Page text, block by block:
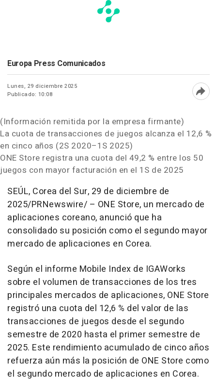
Europa Press Comunicados
Lunes, 29 diciembre 2025
Publicado: 10:08
(Información remitida por la empresa firmante)
La cuota de transacciones de juegos alcanza el 12,6 %
en cinco años (2S 2020–1S 2025)
ONE Store registra una cuota del 49,2 % entre los 50
juegos con mayor facturación en el 1S de 2025
SEÚL, Corea del Sur, 29 de diciembre de
2025/PRNewswire/ – ONE Store, un mercado de
aplicaciones coreano, anunció que ha
consolidado su posición como el segundo mayor
mercado de aplicaciones en Corea.
Según el informe Mobile Index de IGAWorks
sobre el volumen de transacciones de los tres
principales mercados de aplicaciones, ONE Store
registró una cuota del 12,6 % del valor de las
transacciones de juegos desde el segundo
semestre de 2020 hasta el primer semestre de
2025. Este rendimiento acumulado de cinco años
refuerza aún más la posición de ONE Store como
el segundo mercado de aplicaciones en Corea.